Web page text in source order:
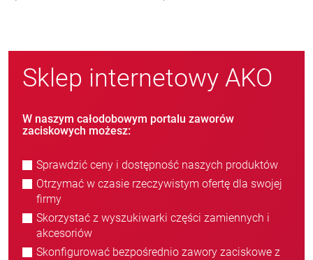
Sklep internetowy AKO
W naszym całodobowym portalu zaworów
zaciskowych możesz:
Sprawdzić ceny i dostępność naszych produktów
Otrzymać w czasie rzeczywistym ofertę dla swojej
firmy
Skorzystać z wyszukiwarki części zamiennych i
akcesoriów
Skonfigurować bezpośrednio zawory zaciskowe z